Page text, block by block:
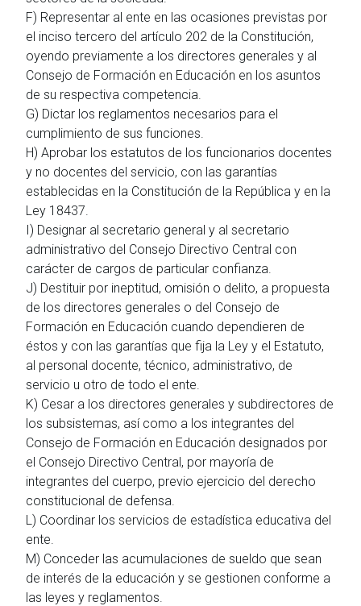
F) Representar al ente en las ocasiones previstas por
el inciso tercero del artículo 202 de la Constitución,
oyendo previamente a los directores generales y al
Consejo de Formación en Educación en los asuntos
de su respectiva competencia.
G) Dictar los reglamentos necesarios para el
cumplimiento de sus funciones.
H) Aprobar los estatutos de los funcionarios docentes
y no docentes del servicio, con las garantías
establecidas en la Constitución de la República y en la
Ley 18437.
I) Designar al secretario general y al secretario
administrativo del Consejo Directivo Central con
carácter de cargos de particular confianza.
J) Destituir por ineptitud, omisión o delito, a propuesta
de los directores generales o del Consejo de
Formación en Educación cuando dependieren de
éstos y con las garantías que fija la Ley y el Estatuto,
al personal docente, técnico, administrativo, de
servicio u otro de todo el ente.
K) Cesar a los directores generales y subdirectores de
los subsistemas, así como a los integrantes del
Consejo de Formación en Educación designados por
el Consejo Directivo Central, por mayoría de
integrantes del cuerpo, previo ejercicio del derecho
constitucional de defensa.
L) Coordinar los servicios de estadística educativa del
ente.
M) Conceder las acumulaciones de sueldo que sean
de interés de la educación y se gestionen conforme a
las leyes y reglamentos.